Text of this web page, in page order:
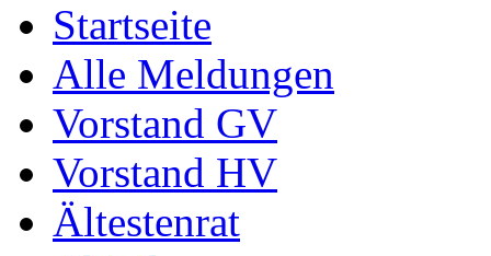
Startseite
Alle Meldungen
Vorstand GV
Vorstand HV
Ältestenrat